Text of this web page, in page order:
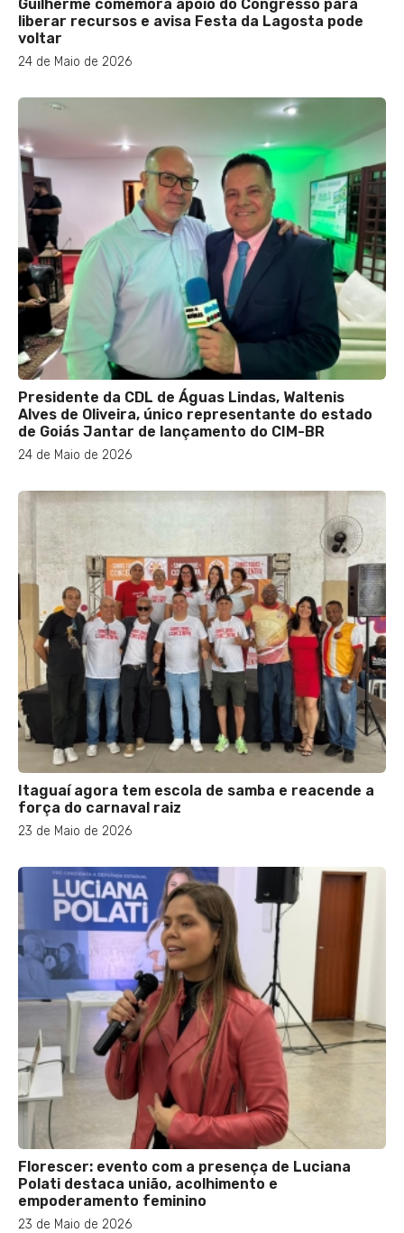
Guilherme comemora apoio do Congresso para
liberar recursos e avisa Festa da Lagosta pode
voltar
24 de Maio de 2026
Presidente da CDL de Águas Lindas, Waltenis
Alves de Oliveira, único representante do estado
de Goiás Jantar de lançamento do CIM-BR
24 de Maio de 2026
Itaguaí agora tem escola de samba e reacende a
força do carnaval raiz
23 de Maio de 2026
Florescer: evento com a presença de Luciana
Polati destaca união, acolhimento e
empoderamento feminino
23 de Maio de 2026